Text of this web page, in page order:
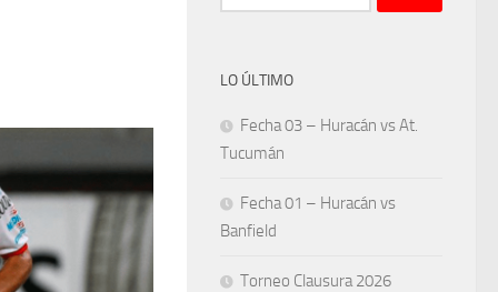
LO ÚLTIMO
Fecha 03 – Huracán vs At.
Tucumán
Fecha 01 – Huracán vs
Banfield
Torneo Clausura 2026